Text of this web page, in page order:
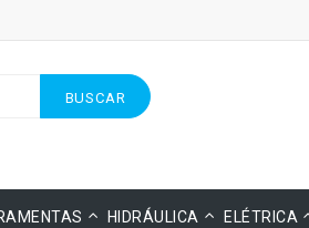
BUSCAR
HIDRÁULICA ELÉTRICA